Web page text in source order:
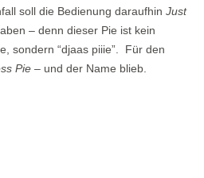
soll die Bedienung daraufhin Just
– denn dieser Pie ist kein
sondern “djaas piiie”. Für den
Pie – und der Name blieb.